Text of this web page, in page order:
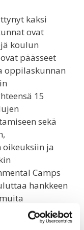
kaksi
ovat
koulun
päässeet
oppilaskunnan
15
sekä
ja
Camps
hankkeen
koulujen